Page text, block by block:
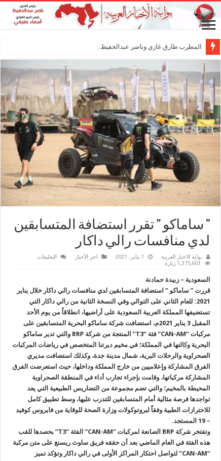
المطرب طارق غازي وناصر عبدالحفيظ.. شراكة فنية
” ساماكو ” تقرر استضافة المتسابقين
لدي منافسات رالي داكار
بوابة الاخبار العربية 1 يناير، 2021 اخر الأخبار التعليقات
استضافة
المتسابقين
لدي
منافسات
رالي
داكار
مغلقة
1,375,601 زيارة
السعودية – زبيدة حمادنة
قررت ” ساماكو ” استضافة المتسابقين لدي منافسات رالي داكار خلال يناير
2021: للعام الثاني على التوالي وفي النسخة الثانية من رالي داكار التي
تستضيفها المملكة العربية السعودية على أراضيها، انطلاقاً من يوم الأحد
المقبل 3 يناير 2021م، استضافت شركة ساماكو البحرية المتسابقين على
مركبات “CAN-AM” فئة “T3” المنتجة من شركة BRP والتي تدير ساماكو
البحرية وكالتها في المملكة؛ في مخيم ديرتنا المتخصص في رياضات المركبات
الصحراوية والرحلات البرية، شمال مدينة جدة، وكذلك استضافت مديري
الفرق المشاركة وإعلاميين من خارج المملكة وداخلها، حيث استعرضت الفرق
المشاركة مركباتها، وقامت بإجراء تجارب أداء في المنطقة الصحراوية
المحيطة بالمخيم؛ والتي تضم مجموعة من التضاريس الطبيعية التي يعد
تواجدها فرصة مثالية أمام المتسابقين للتدرب عليها، وسط تطبيق كامل
للاحترازات الطبية وفقاً لبروتوكولات وزارة الصحة للوقاية من فايروس كوفيد
– 19 المستجد.
وتفتخر شركة BRP الصانعة لمركبات “CAN-AM” الفئة “T3” بحصدها للقب
هذه الفئة في العام الماضي بعد أن حققه فريق ساوث ريسنغ على متن مركبة
“CAN-AM” لتواصل احتكار المراكز الأولى في رالي داكار وتؤكد تميز